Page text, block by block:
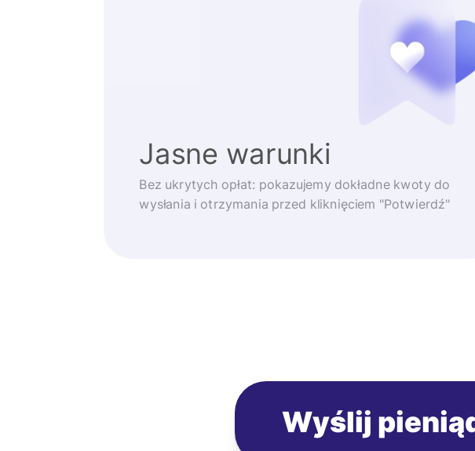
Jasne warunki
Bez ukrytych opłat: pokazujemy dokładne kwoty do
wysłania i otrzymania przed kliknięciem "Potwierdź"
Wyślij